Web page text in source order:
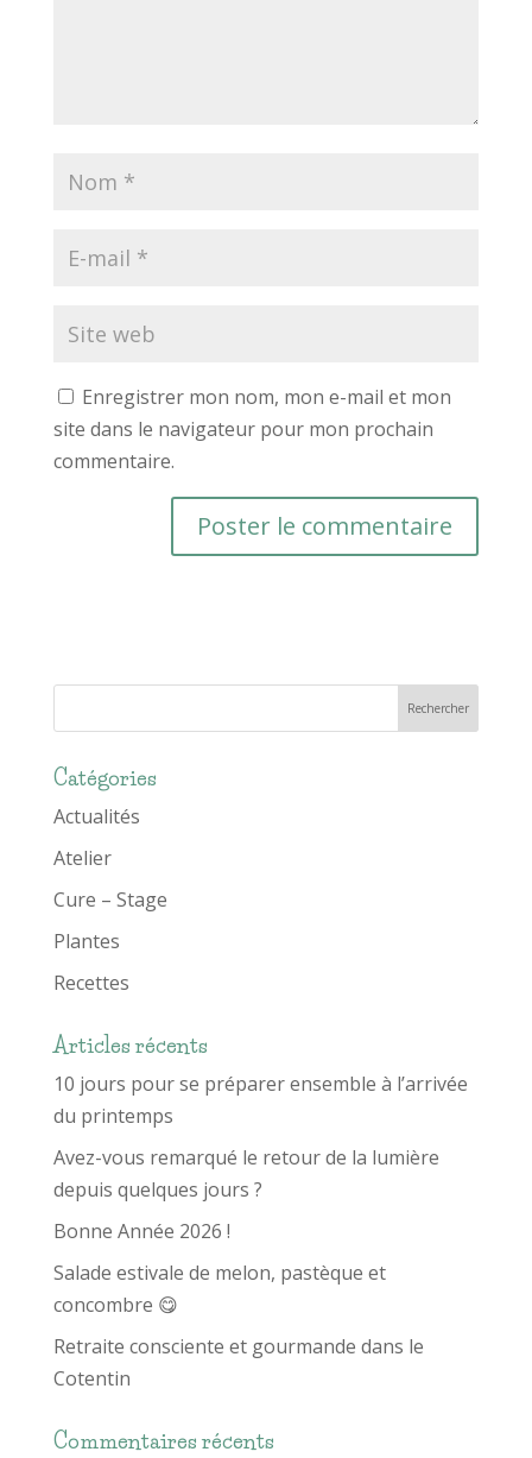
Enregistrer mon nom, mon e-mail et mon
site dans le navigateur pour mon prochain
commentaire.
Catégories
Actualités
Atelier
Cure – Stage
Plantes
Recettes
Articles récents
10 jours pour se préparer ensemble à l’arrivée
du printemps
Avez-vous remarqué le retour de la lumière
depuis quelques jours ?
Bonne Année 2026 !
Salade estivale de melon, pastèque et
concombre 😋
Retraite consciente et gourmande dans le
Cotentin
Commentaires récents